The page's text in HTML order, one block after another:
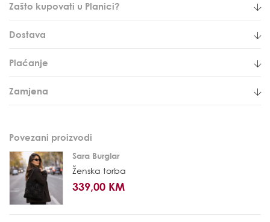
Zašto kupovati u Planici?
Dostava
Plaćanje
Zamjena
Povezani proizvodi
Sara Burglar
Ženska torba
339,00 KM